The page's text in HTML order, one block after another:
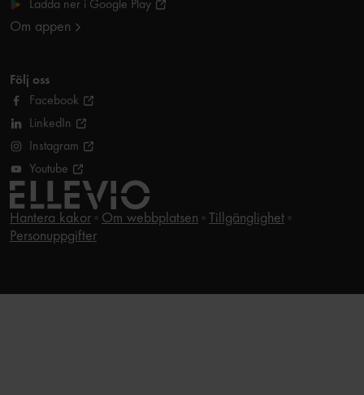
Ladda ner i Google Play
Om appen
Följ oss
Facebook
LinkedIn
Instagram
Youtube
Hantera kakor Om webbplatsen
Tillgänglighet
Personuppgifter